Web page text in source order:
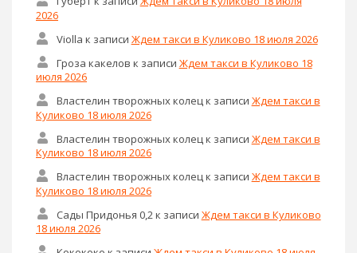
2026
Violla к записи Ждем такси в Куликово 18 июля 2026
Гроза какелов к записи Ждем такси в Куликово 18
июля 2026
Властелин творожных колецк записи Ждем такси в
Куликово 18 июля 2026
Властелин творожных колец к записи Ждем такси в
Куликово 18 июля 2026
Властелин творожных колецк записи Ждем такси в
Куликово 18 июля 2026
Сады Придонья 0,2 к записи Ждем такси в Куликово
18 июля 2026